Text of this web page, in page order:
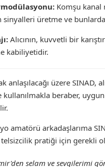
Komşu kanal
sinyalleri üretme ve
Alıcının, kuvvetli bir
kabiliyetidir.
anlaşılacağı üzere
kullanılmakla beraber,
amatörü arkadaşlarıma
pratiği için gerekli
selam ve sevgilerimi